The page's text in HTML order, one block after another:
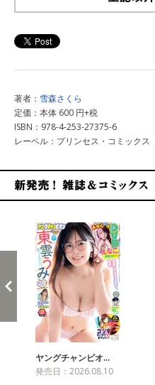
著者： 雪森さくら
定価：本体 600 円+税
ISBN：978-4-253-27375-6
レーベル：プリンセス・コミックス
ヤングチャンピオ…
発売日：2026.08.10